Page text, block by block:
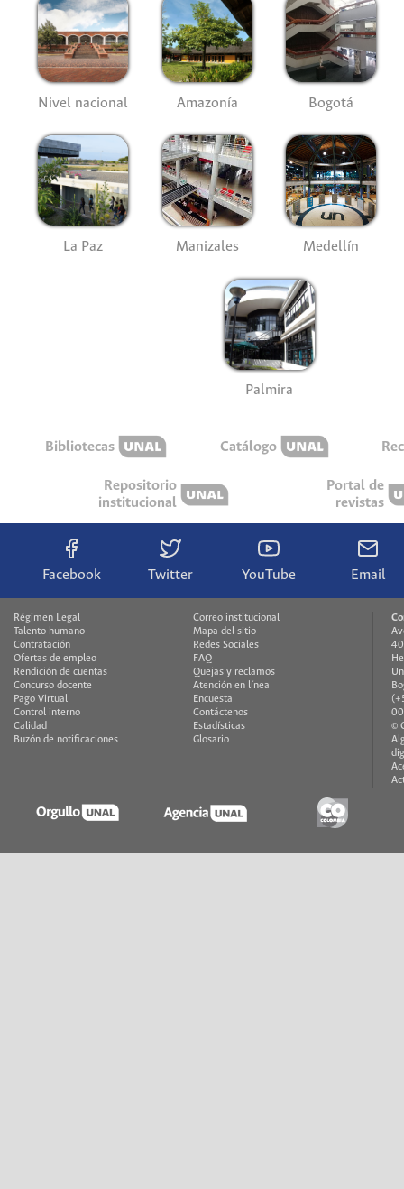
Nivel nacional Amazonía Bogotá
La Paz Manizales Medellín
Palmira
Bibliotecas Catálogo
Repositorio
institucional
Portal de
revistas
Facebook Twitter YouTube Email
Régimen Legal
Talento humano
Contratación
Ofertas de empleo
Rendición de cuentas
Concurso docente
Pago Virtual
Control interno
Calidad
Buzón de notificaciones
Correo institucional
Mapa del sitio
Redes Sociales
FAQ
Quejas y reclamos
Atención en línea
Encuesta
Contáctenos
Estadísticas
Glosario
©